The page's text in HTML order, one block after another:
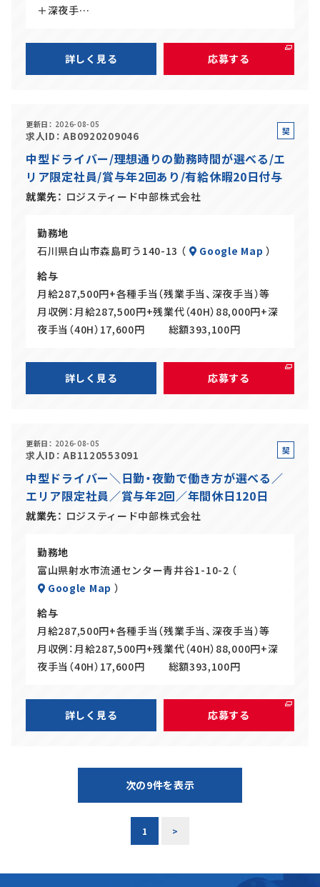
＋深夜手…
詳しく見る 応募する
更新日 2026-08-05
求人ID AB0920209046
契
社
員
中型ドライバー/理想通りの勤務時間が選べる/エ
リア限定社員/賞与年2回あり/有給休暇20日付与
就業先 ロジスティード中部株式会社
勤務地
石川県白山市森島町う140-13 （
Google Map ）
給与
月給287,500円+各種手当（残業手当、深夜手当）等
月収例：月給287,500円+残業代（40H）88,000円+深
夜手当（40H）17,600円 総額393,100円
詳しく見る 応募する
更新日 2026-08-05
求人ID AB1120553091
契
中型ドライバー＼日勤・夜勤で働き方が選べる／
エリア限定社員／賞与年2回／年間休日120日
就業先 ロジスティード中部株式会社
勤務地
富山県射水市流通センター青井谷1-10-2 （
Google Map ）
給与
月給287,500円+各種手当（残業手当、深夜手当）等
月収例：月給287,500円+残業代（40H）88,000円+深
夜手当（40H）17,600円 総額393,100円
詳しく見る 応募する
次の9件を表示
1 >